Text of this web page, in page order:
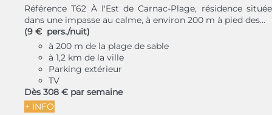
Référence T62 À l'Est de Carnac-Plage, résidence située
dans une impasse au calme, à environ 200 m à pied des...
(9 € pers./nuit)
à 200 m de la plage de sable
à 1,2 km de la ville
Parking extérieur
TV
Dès 308 € par semaine
+ INFO